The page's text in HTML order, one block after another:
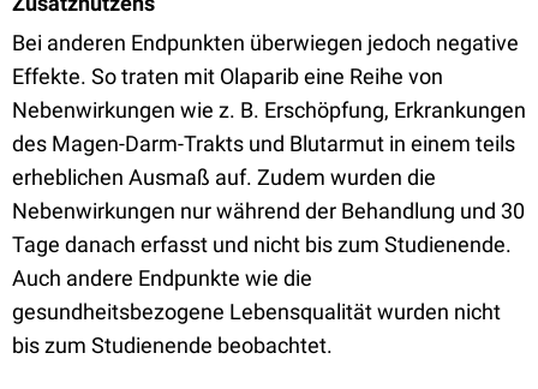
Bei anderen Endpunkten überwiegen jedoch negative
Effekte. So traten mit Olaparib eine Reihe von
Nebenwirkungen wie z. B. Erschöpfung, Erkrankungen
des Magen-Darm-Trakts und Blutarmut in einem teils
erheblichen Ausmaß auf. Zudem wurden die
Nebenwirkungen nur während der Behandlung und 30
Tage danach erfasst und nicht bis zum Studienende.
Auch andere Endpunkte wie die
gesundheitsbezogene Lebensqualität wurden nicht
bis zum Studienende beobachtet.